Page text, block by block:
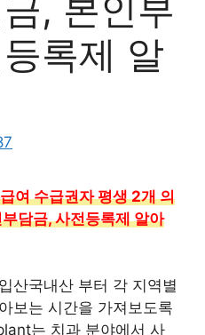
, 본인부
록제 알
여 수급권자 평생 2개 의
담금, 사전등록제 알아
산국내산 부터 각 지역별
보는 시간을 가져보도록
는 치과 분야에서 사